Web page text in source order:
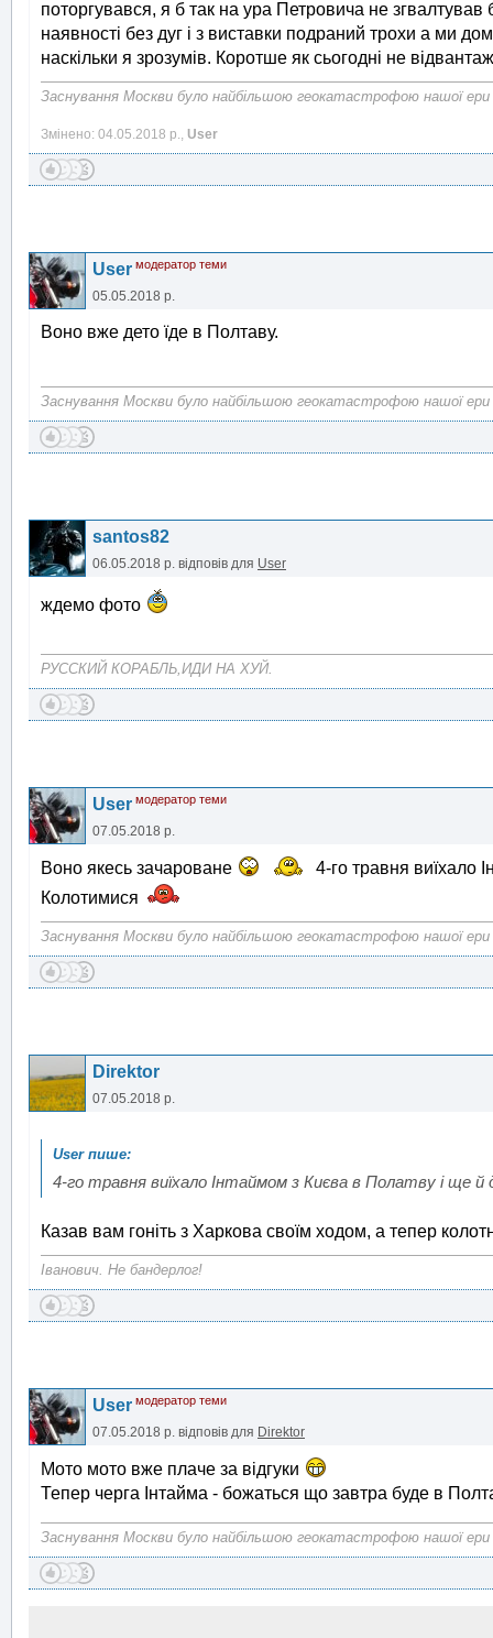
поторгувався, я б так на ура Петровича не
наявності без дуг і з виставки подраний трохи а ми
наскільки я зрозумів. Коротше як сьогодні не
Заснування Москви було найбільшою геокатастрофою нашої ери
Змінено: 04.05.2018 р., User
User модератор теми
05.05.2018 р.
Воно вже дето їде в Полтаву.
Заснування Москви було найбільшою геокатастрофою нашої ери
santos82
06.05.2018 р. відповів для User
ждемо фото
РУССКИЙ КОРАБЛЬ,ИДИ НА ХУЙ.
User модератор теми
07.05.2018 р.
Воно якесь зачароване
4-го травня виїхало
Колотимися
Заснування Москви було найбільшою геокатастрофою нашої ери
Direktor
07.05.2018 р.
4-го травня виїхало Інтаймом з Києва в Полатву і ще й
Казав вам гоніть з Харкова своїм ходом, а тепер
Іванович. Не бандерлог!
User модератор теми
07.05.2018 р. відповів для Direktor
Мото мото вже плаче за відгуки
Тепер черга Інтайма - божаться що завтра буде в
Заснування Москви було найбільшою геокатастрофою нашої ери